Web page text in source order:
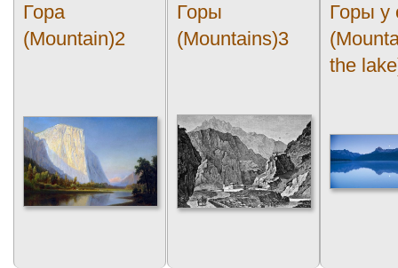
Гора
(Mountain)2
Горы
(Mountains)3
Горы у
the